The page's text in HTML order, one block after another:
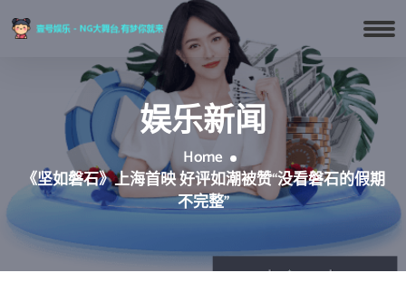
娱乐新闻
Home
《坚如磐石》上海首映 好评如潮被赞“没看磐石的假期
不完整”